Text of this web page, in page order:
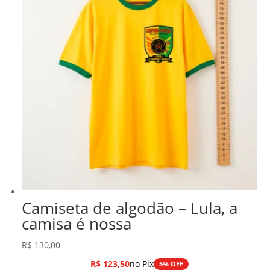
Camiseta de algodão – Lula, a
camisa é nossa
R$ 130,00
R$123,50no Pix 5% OFF